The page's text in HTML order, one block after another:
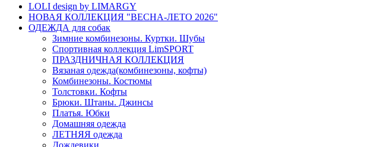
LOLI design by LIMARGY
НОВАЯ КОЛЛЕКЦИЯ "ВЕСНА-ЛЕТО 2026"
ОДЕЖДА для собак
Зимние комбинезоны. Куртки. Шубы
Спортивная коллекция LimSPORT
ПРАЗДНИЧНАЯ КОЛЛЕКЦИЯ
Вязаная одежда(комбинезоны, кофты)
Комбинезоны. Костюмы
Толстовки. Кофты
Брюки. Штаны. Джинсы
Платья. Юбки
Домашняя одежда
ЛЕТНЯЯ одежда
Дождевики